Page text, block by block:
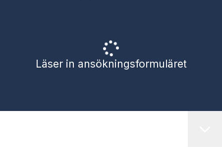
Läser in ansökningsformuläret